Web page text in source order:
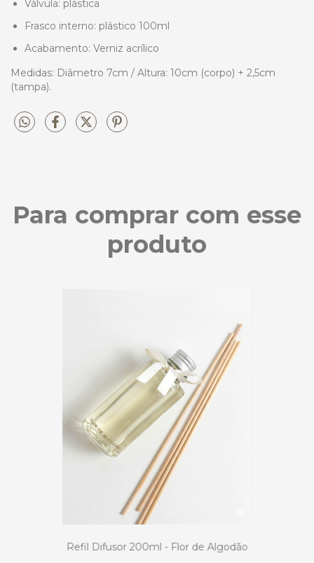
Válvula: plástica
Frasco interno: plástico 100ml
Acabamento: Verniz acrílico
Medidas: Diâmetro 7cm / Altura: 10cm (corpo) + 2,5cm
(tampa).
Para comprar com esse
produto
Refil Difusor 200ml - Flor de Algodão